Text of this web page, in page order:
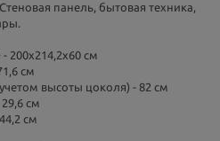
панель, бытовая техника,
см
см
высоты цоколя) - 82 см
см
см